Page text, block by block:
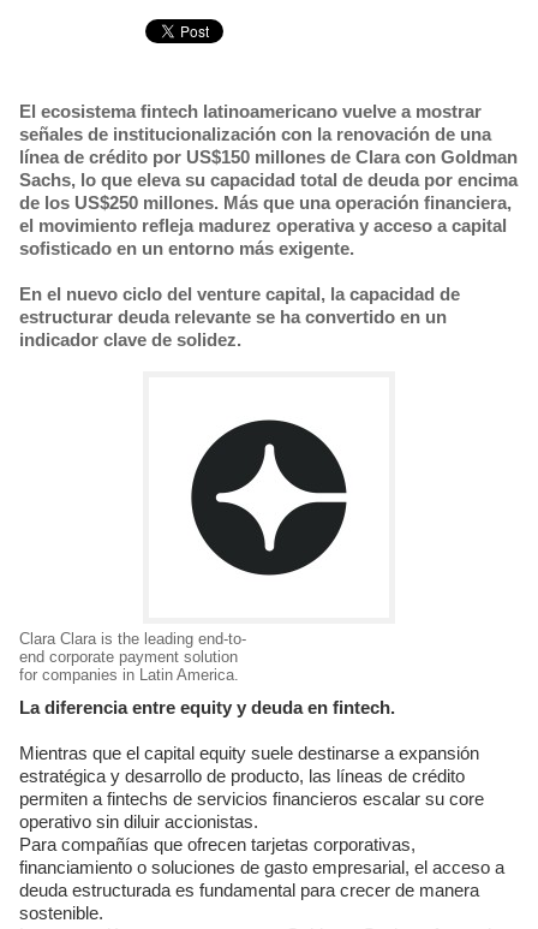
El ecosistema fintech latinoamericano vuelve a mostrar
señales de institucionalización con la renovación de una
línea de crédito por US$150 millones de Clara con Goldman
Sachs, lo que eleva su capacidad total de deuda por encima
de los US$250 millones. Más que una operación financiera,
el movimiento refleja madurez operativa y acceso a capital
sofisticado en un entorno más exigente.
En el nuevo ciclo del venture capital, la capacidad de
estructurar deuda relevante se ha convertido en un
indicador clave de solidez.
Clara Clara is the leading end-to-
end corporate payment solution
for companies in Latin America.
La diferencia entre equity y deuda en fintech.
Mientras que el capital equity suele destinarse a expansión
estratégica y desarrollo de producto, las líneas de crédito
permiten a fintechs de servicios financieros escalar su core
operativo sin diluir accionistas.
Para compañías que ofrecen tarjetas corporativas,
financiamiento o soluciones de gasto empresarial, el acceso a
deuda estructurada es fundamental para crecer de manera
sostenible.